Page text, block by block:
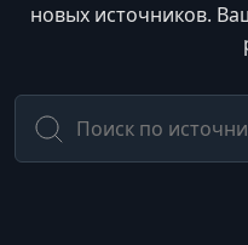
новых источников.